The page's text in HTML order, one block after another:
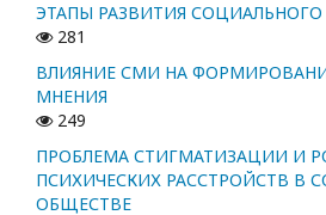
ЭТАПЫ РАЗВИТИЯ
281
ВЛИЯНИЕ СМИ НА
МНЕНИЯ
249
ПРОБЛЕМА СТИГМАТИЗАЦИИ И
ПСИХИЧЕСКИХ РАССТРОЙСТВ В
ОБЩЕСТВЕ